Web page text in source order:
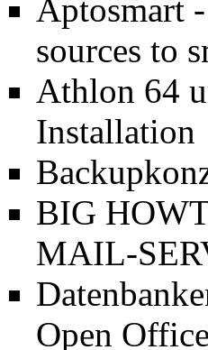
Aptosmart
sources to
Athlon 64
Installation
BIG
MAIL-
Open Office